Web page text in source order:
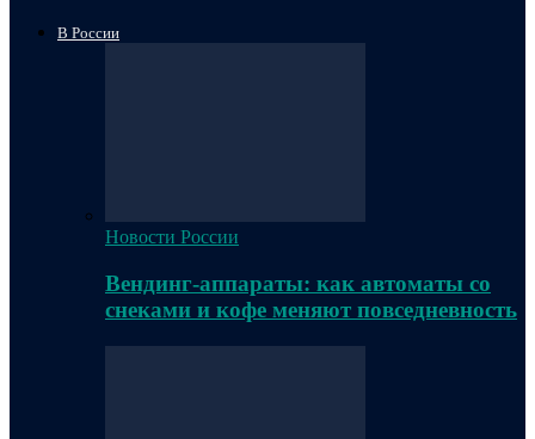
В России
Новости России
Вендинг-аппараты: как автоматы со
снеками и кофе меняют повседневность